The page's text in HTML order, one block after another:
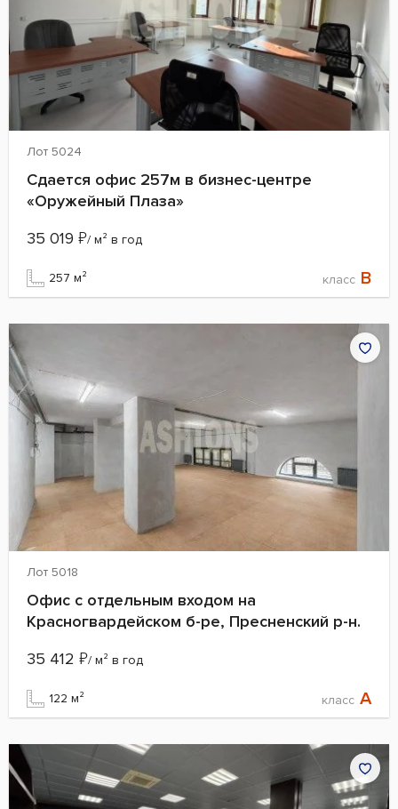
Лот 5024
Сдается офис 257м в бизнес-центре
«Оружейный Плаза»
35 019 ₽/ м² в год
257 м² класс B
Лот 5018
Офис с отдельным входом на
Красногвардейском б-ре, Пресненский р-н.
35 412 ₽/ м² в год
122 м² класс A